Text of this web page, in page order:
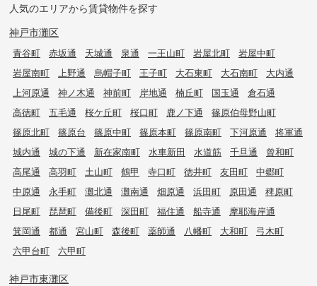
人気のエリアから賃貸物件を探す
神戸市灘区
青谷町 赤坂通 天城通 泉通 一王山町 岩屋北町
岩屋中町
岩屋南町
上野通 烏帽子町 王子町 大石東町 大石南町
大内通
上河原通
神ノ木通 神前町 岸地通 楠丘町 国玉通
倉石通
高徳町
五毛通 桜ケ丘町 桜口町 鹿ノ下通
篠原伯母野山町
篠原北町
篠原台 篠原中町 篠原本町 篠原南町 下河原通
将軍通
城内通
城の下通 新在家南町 水車新田 水道筋 千旦通
曾和町
高尾通
高羽町 土山町 鶴甲 寺口町 徳井町 友田町
中郷町
中原通
永手町 灘北通 灘南通 畑原通 浜田町 原田通
稗原町
日尾町
琵琶町 備後町 深田町 福住通 船寺通
摩耶海岸通
箕岡通
都通 宮山町 森後町 薬師通 八幡町 大和町
弓木町
六甲台町
六甲町
神戸市東灘区